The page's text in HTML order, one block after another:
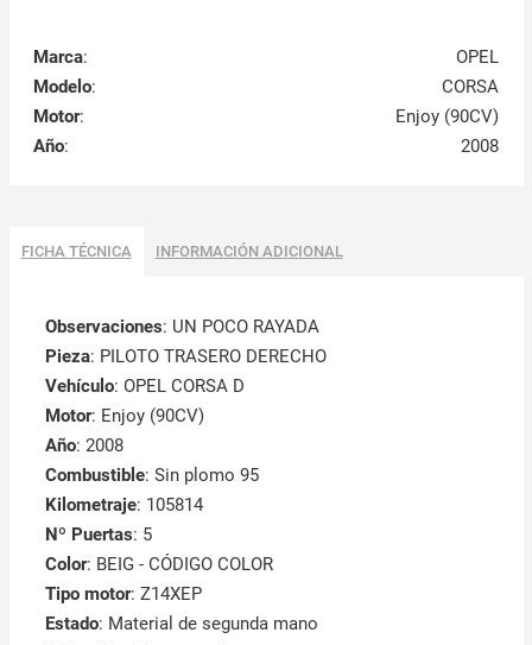
Marca:
OPEL
Modelo:
CORSA
Motor:
Enjoy (90CV)
Año: 2008
FICHA TÉCNICA INFORMACIÓN ADICIONAL
Observaciones: UN POCO RAYADA
Pieza: PILOTO TRASERO DERECHO
Vehículo: OPEL CORSA D
Motor: Enjoy (90CV)
Año: 2008
Combustible: Sin plomo 95
Kilometraje: 105814
Nº Puertas: 5
Color: BEIG - CÓDIGO COLOR
Tipo motor: Z14XEP
Estado: Material de segunda mano